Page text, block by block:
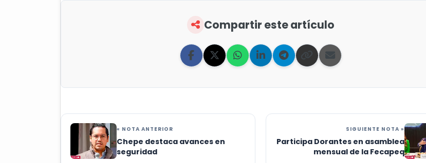
Compartir este artículo
« NOTA ANTERIOR
Chepe destaca avances en
seguridad
SIGUIENTE NOTA »
Participa Dorantes en asamblea
mensual de la Fecapeq